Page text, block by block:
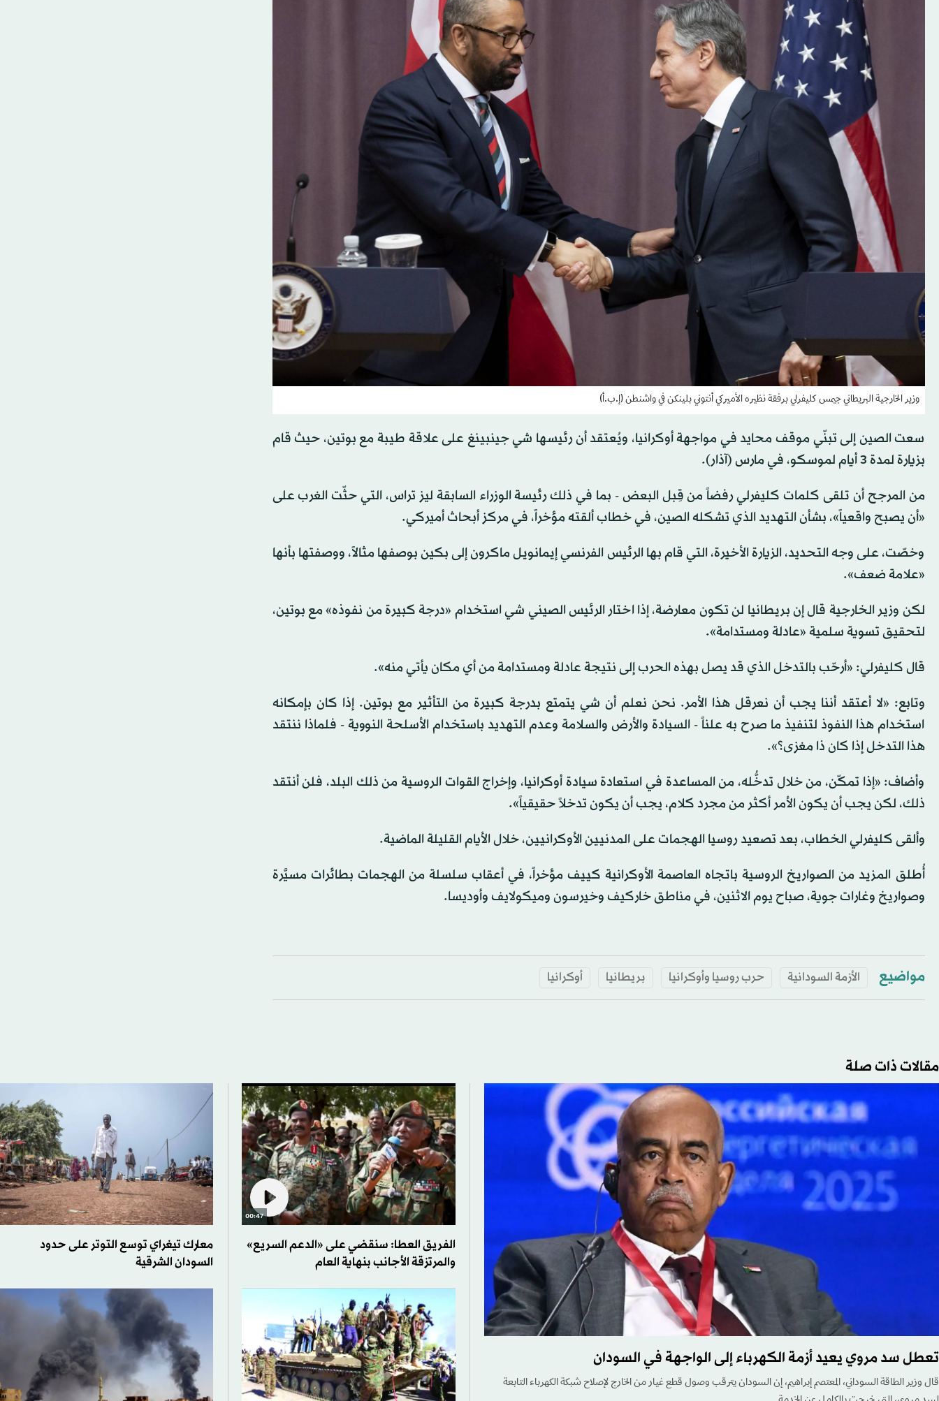
وزير الخارجية البريطاني جيمس كليفرلي برفقة نظيره الأميركي أنتوني بلينكن في واشنطن (إ.ب.أ)
سعت الصين إلى تبنّي موقف محايد في مواجهة أوكرانيا، ويُعتقد أن رئيسها شي جينبينغ على علاقة طيبة مع بوتين، حيث قام
بزيارة لمدة 3 أيام لموسكو، في مارس (آذار).
من المرجح أن تلقى كلمات كليفرلي رفضاً من قِبل البعض - بما في ذلك رئيسة الوزراء السابقة ليز تراس، التي حثّت الغرب على
«أن يصبح واقعياً»، بشأن التهديد الذي تشكله الصين، في خطاب ألقته مؤخراً، في مركز أبحاث أميركي.
وخصّت، على وجه التحديد، الزيارة الأخيرة، التي قام بها الرئيس الفرنسي إيمانويل ماكرون إلى بكين بوصفها مثالاً، ووصفتها بأنها
«علامة ضعف».
لكن وزير الخارجية قال إن بريطانيا لن تكون معارضة، إذا اختار الرئيس الصيني شي استخدام «درجة كبيرة من نفوذه» مع بوتين،
لتحقيق تسوية سلمية «عادلة ومستدامة».
قال كليفرلي: «أرحّب بالتدخل الذي قد يصل بهذه الحرب إلى نتيجة عادلة ومستدامة من أي مكان يأتي منه».
وتابع: «لا أعتقد أننا يجب أن نعرقل هذا الأمر. نحن نعلم أن شي يتمتع بدرجة كبيرة من التأثير مع بوتين. إذا كان بإمكانه
استخدام هذا النفوذ لتنفيذ ما صرح به علناً - السيادة والأرض والسلامة وعدم التهديد باستخدام الأسلحة النووية - فلماذا ننتقد
هذا التدخل إذا كان ذا مغزى؟».
وأضاف: «إذا تمكّن، من خلال تدخُّله، من المساعدة في استعادة سيادة أوكرانيا، وإخراج القوات الروسية من ذلك البلد، فلن أنتقد
ذلك، لكن يجب أن يكون الأمر أكثر من مجرد كلام، يجب أن يكون تدخلاً حقيقياً».
وألقى كليفرلي الخطاب، بعد تصعيد روسيا الهجمات على المدنيين الأوكرانيين، خلال الأيام القليلة الماضية.
أُطلق المزيد من الصواريخ الروسية باتجاه العاصمة الأوكرانية كييف مؤخراً، في أعقاب سلسلة من الهجمات بطائرات مسيَّرة
وصواريخ وغارات جوية، صباح يوم الاثنين، في مناطق خاركيف وخيرسون وميكولايف وأوديسا.
مواضيع الأزمة السودانية حرب روسيا وأوكرانيا بريطانيا أوكرانيا
مقالات ذات صلة
تعطل سد مروي يعيد أزمة الكهرباء إلى الواجهة في السودان
قال وزير الطاقة السوداني، المعتصم إبراهيم، إن السودان يترقب وصول قطع غيار من الخارج لإصلاح شبكة الكهرباء التابعة
00:47
الفريق العطا: سنقضي على «الدعم السريع»
والمرتزقة الأجانب بنهاية العام
معارك تيغراي توسع التوتر على حدود
السودان الشرقية